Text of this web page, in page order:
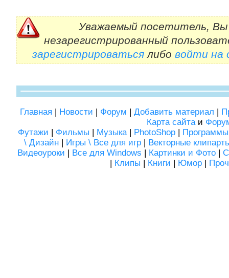
Уважаемый посетитель, Вы
незарегистрированный
зарегистрироватьсялибо войти на
Главная | Новости | Форум | Добавить материал |
Карта сайтаи
Футажи | Фильмы | Музыка| PhotoShop | Программы
\ Дизайн | Игры \ Все для игр | Векторные
Видеоуроки | Все для Windows | Картинки и Фото|
| Клипы | Книги | Юмор |